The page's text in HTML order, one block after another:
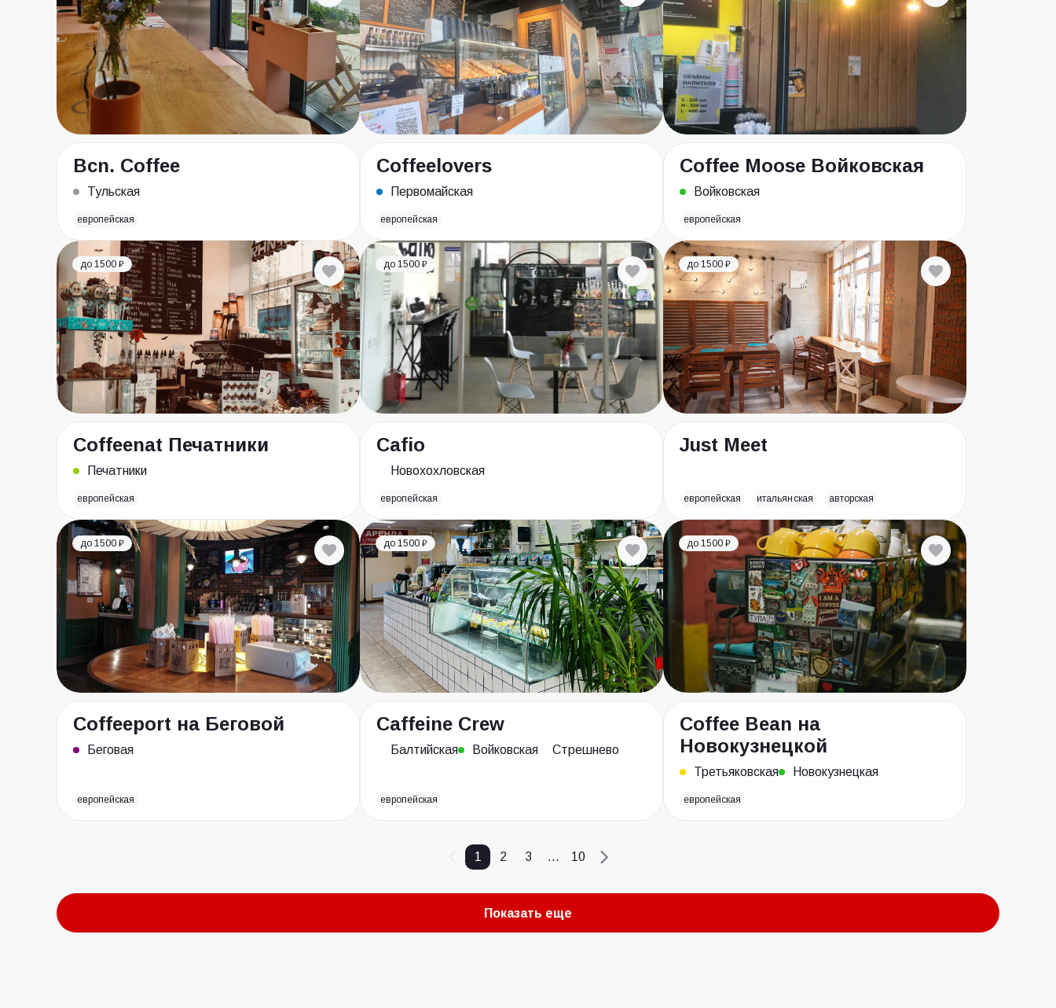
Bcn. Coffee
Тульская
европейская
Coffeelovers
Первомайская
европейская
Coffee Moose Войковская
Войковская
европейская
до 1500 ₽
Coffeenat Печатники
Печатники
европейская
до 1500 ₽
Cafio
Новохохловская
европейская
до 1500 ₽
Just Meet
европейская итальянская авторская
до 1500 ₽
Coffeeport на Беговой
Беговая
европейская
до 1500 ₽
Caffeine Crew
Балтийская Войковская Стрешнево
европейская
до 1500 ₽
Coffee Bean на
Новокузнецкой
Третьяковская Новокузнецкая
европейская
1 2 3 ... 10
Показать еще